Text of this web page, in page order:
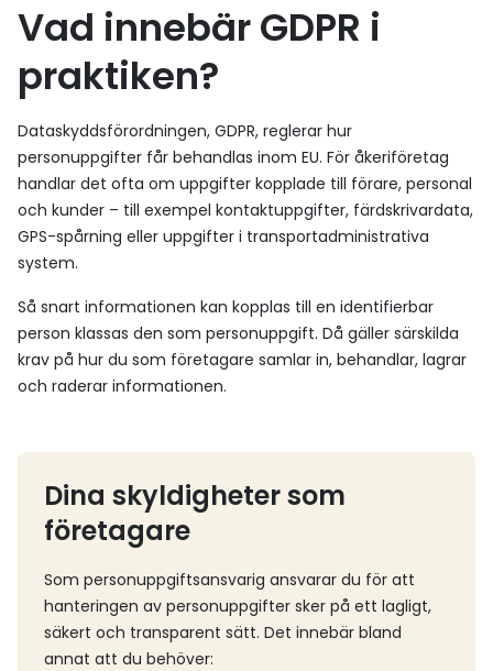
Vad innebär GDPR i
praktiken?
Dataskyddsförordningen, GDPR, reglerar hur
personuppgifter får behandlas inom EU. För åkeriföretag
handlar det ofta om uppgifter kopplade till förare, personal
och kunder – till exempel kontaktuppgifter, färdskrivardata,
GPS-spårning eller uppgifter i transportadministrativa
system.
Så snart informationen kan kopplas till en identifierbar
person klassas den som personuppgift. Då gäller särskilda
krav på hur du som företagare samlar in, behandlar, lagrar
och raderar informationen.
Dina skyldigheter som
företagare
Som personuppgiftsansvarig ansvarar du för att
hanteringen av personuppgifter sker på ett lagligt,
säkert och transparent sätt. Det innebär bland
annat att du behöver: